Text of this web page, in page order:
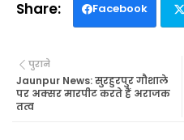
Facebook
पुराने
Jaunpur News: सुरहुरपुर गौशाले
पर अक्सर मारपीट करते हैं अराजक
तत्व